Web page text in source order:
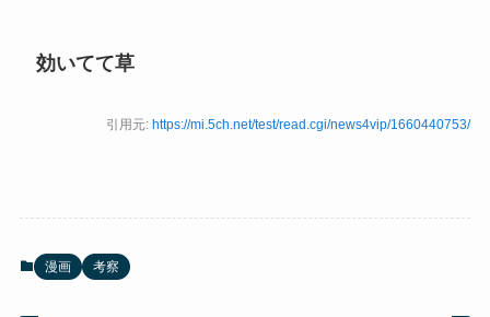
効いてて草
引用元:https://mi.5ch.net/test/read.cgi/news4vip/1660440753/
漫画 考察